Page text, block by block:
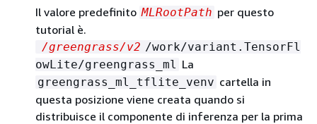
Il valore predefinito MLRootPath per questo
tutorial è.
/greengrass/v2 /work/variant.TensorFl
owLite/greengrass_ml La
greengrass_ml_tflite_venv cartella in
questa posizione viene creata quando si
distribuisce il componente di inferenza per la prima